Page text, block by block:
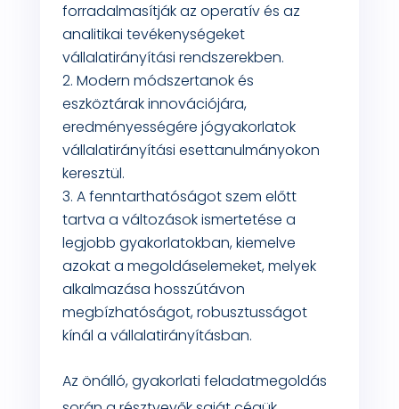
forradalmasítják az operatív és az
analitikai tevékenységeket
vállalatirányítási rendszerekben.
Modern módszertanok és
eszköztárak innovációjára,
eredményességére jógyakorlatok
vállalatirányítási esettanulmányokon
keresztül.
A fenntarthatóságot szem előtt
tartva a változások ismertetése a
legjobb gyakorlatokban, kiemelve
azokat a megoldáselemeket, melyek
alkalmazása hosszútávon
megbízhatóságot, robusztusságot
kínál a vállalatirányításban.
Az önálló, gyakorlati feladatmegoldás